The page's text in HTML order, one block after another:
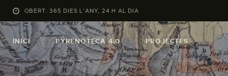
OBERT: 365 DIES L’ANY, 24 H AL DIA
INICI PYRENOTECA 4.0 PROJECTES